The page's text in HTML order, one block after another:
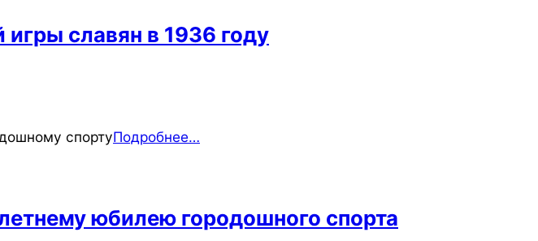
славян в 1936 году
спортуПодробнее…
юбилею городошного спорта